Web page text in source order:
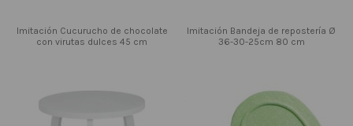
Imitación Cucurucho de chocolate
con virutas dulces 45 cm
Imitación Bandeja de repostería Ø
36-30-25cm 80 cm